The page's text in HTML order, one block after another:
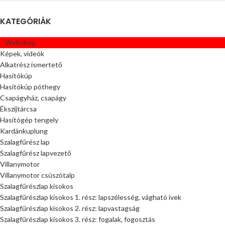
KATEGÓRIÁK
Webshop
Képek, videók
Alkatrész ismertető
Hasítókúp
Hasítókúp póthegy
Csapágyház, csapágy
Ékszíjtárcsa
Hasítógép tengely
Kardánkuplung
Szalagfűrész lap
Szalagfűrész lapvezető
Villanymotor
Villanymotor csúszótalp
Szalagfűrészlap kisokos
Szalagfűrészlap kisokos 1. rész: lapszélesség, vágható ívek
Szalagfűrészlap kisokos 2. rész: lapvastagság
Szalagfűrészlap kisokos 3. rész: fogalak, fogosztás